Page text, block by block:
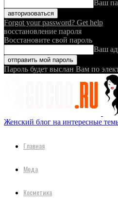
Ваш
Forgot your password? Get help
восстановление пароля
Восстановите свой пароль
Ваш
Пароль будет выслан Вам по
Женский блог на интересные
Главная
Мода
Косметика